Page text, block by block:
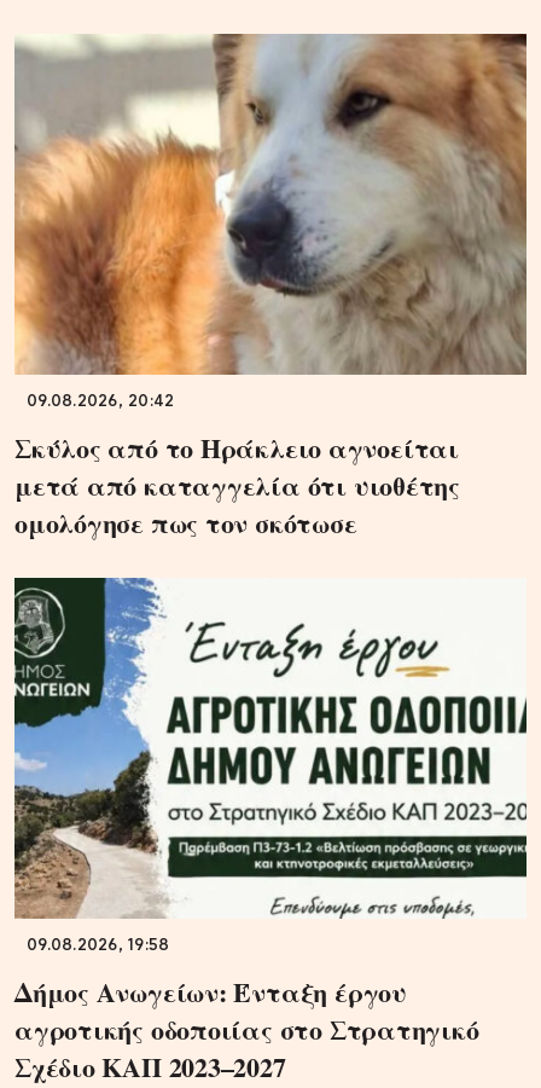
09.08.2026, 20:42
Σκύλος από το Ηράκλειο αγνοείται
μετά από καταγγελία ότι υιοθέτης
ομολόγησε πως τον σκότωσε
09.08.2026, 19:58
Δήμος Ανωγείων: Ένταξη έργου
αγροτικής οδοποιίας στο Στρατηγικό
Σχέδιο ΚΑΠ 2023–2027